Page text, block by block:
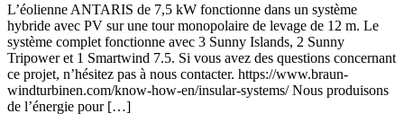
L’éolienne ANTARIS de 7,5 kW fonctionne dans un système
hybride avec PV sur une tour monopolaire de levage de 12 m. Le
système complet fonctionne avec 3 Sunny Islands, 2 Sunny
Tripower et 1 Smartwind 7.5. Si vous avez des questions concernant
ce projet, n’hésitez pas à nous contacter. https://www.braun-
windturbinen.com/know-how-en/insular-systems/ Nous produisons
de l’énergie pour […]